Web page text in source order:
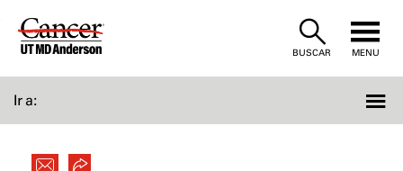
Skip
BUSCAR MENU
Ir a: